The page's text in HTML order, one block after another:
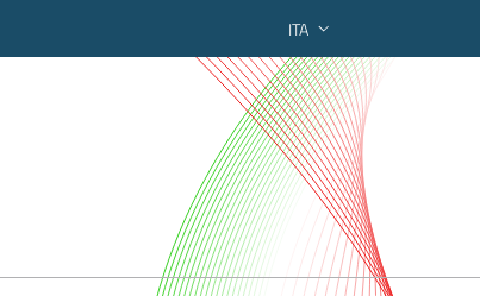
ITA
regionale